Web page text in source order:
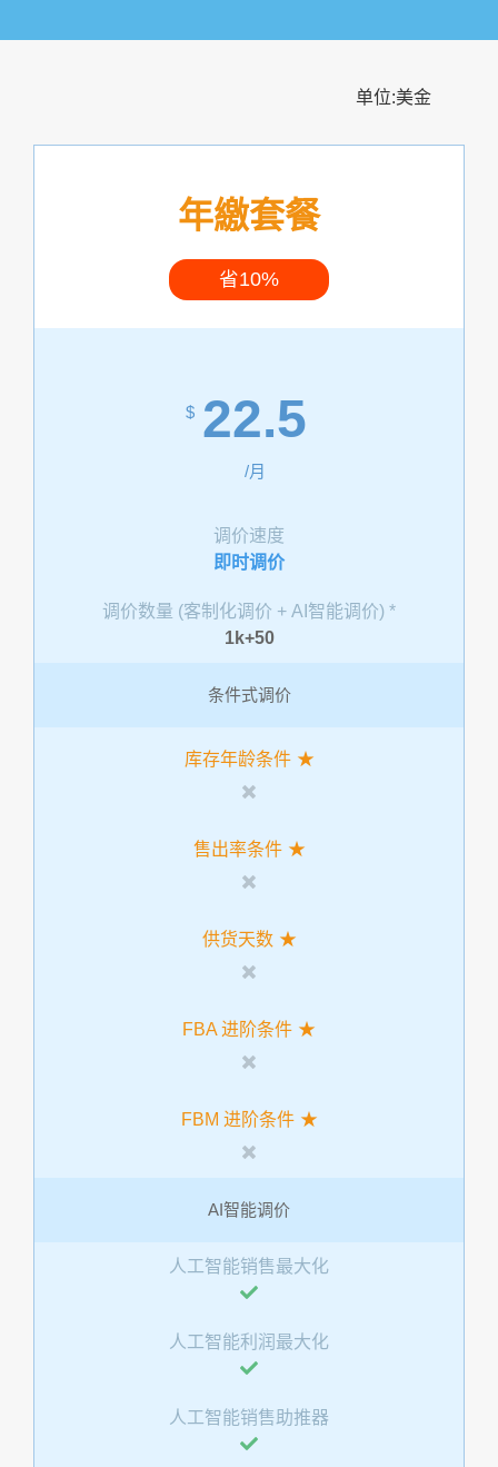
单位:美金
年繳套餐
省10%
$ 22.5
/月
调价速度
即时调价
调价数量 (客制化调价 + AI智能调价) *
1k+50
条件式调价
库存年龄条件
售出率条件
供货天数
FBA 进阶条件
FBM 进阶条件
AI智能调价
人工智能销售最大化
人工智能利润最大化
人工智能销售助推器